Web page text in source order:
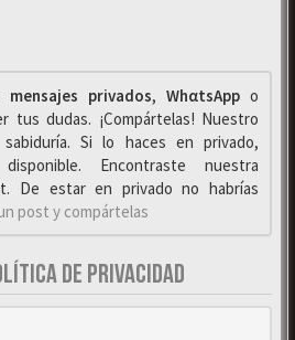
mensajes privados, WhαtsAppo
tus dudas. ¡Compártelas! Nuestro
Si lo haces en privado,
Encontraste nuestra
De estar en privado no habrías
post y compártelas
DE PRIVACIDAD